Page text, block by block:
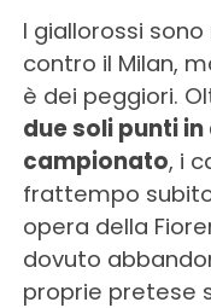
I giallorossi
contro il Milan,
è dei peggiori.
due soli punti
campionato, i
frattempo
opera della
dovuto
proprie pretese